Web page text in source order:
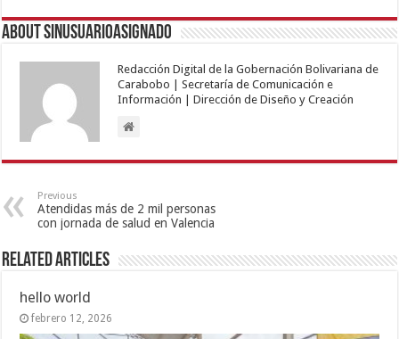
About sinusuarioasignado
Redacción Digital de la Gobernación Bolivariana de
Carabobo | Secretaría de Comunicación e
Información | Dirección de Diseño y Creación
Previous
Atendidas más de 2 mil personas
con jornada de salud en Valencia
Related Articles
hello world
febrero 12, 2026